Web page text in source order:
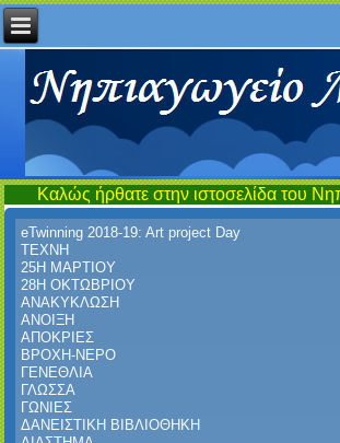
στην ιστοσελίδα του
eTwinning 2018-19: Art project Day
ΤΕΧΝΗ
25Η ΜΑΡΤΙΟΥ
28Η ΟΚΤΩΒΡΙΟΥ
ΑΝΑΚΥΚΛΩΣΗ
ΑΝΟΙΞΗ
ΑΠΟΚΡΙΕΣ
ΒΡΟΧΗ-ΝΕΡΟ
ΓΕΝΕΘΛΙΑ
ΓΛΩΣΣΑ
ΓΩΝΙΕΣ
ΔΑΝΕΙΣΤΙΚΗ ΒΙΒΛΙΟΘΗΚΗ